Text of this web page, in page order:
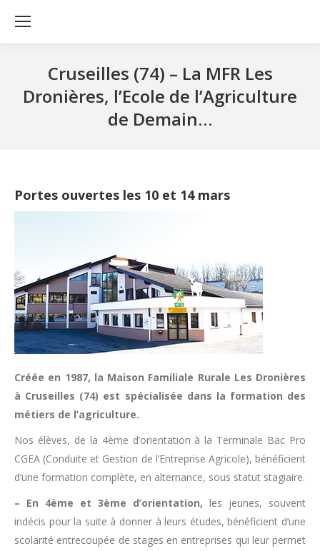
Cruseilles (74) – La MFR Les
Dronières, l’Ecole de l’Agriculture
de Demain…
Portes ouvertes les 10 et 14 mars
Créée en 1987, la Maison Familiale Rurale Les Dronières
à Cruseilles (74) est spécialisée dans la formation des
métiers de l’agriculture.
Nos élèves, de la 4ème d’orientation à la Terminale Bac Pro
CGEA (Conduite et Gestion de l’Entreprise Agricole), bénéficient
d’une formation complète, en alternance, sous statut stagiaire.
– En 4ème et 3ème d’orientation, les jeunes, souvent
indécis pour la suite à donner à leurs études, bénéficient d’une
scolarité entrecoupée de stages en entreprises qui leur permet